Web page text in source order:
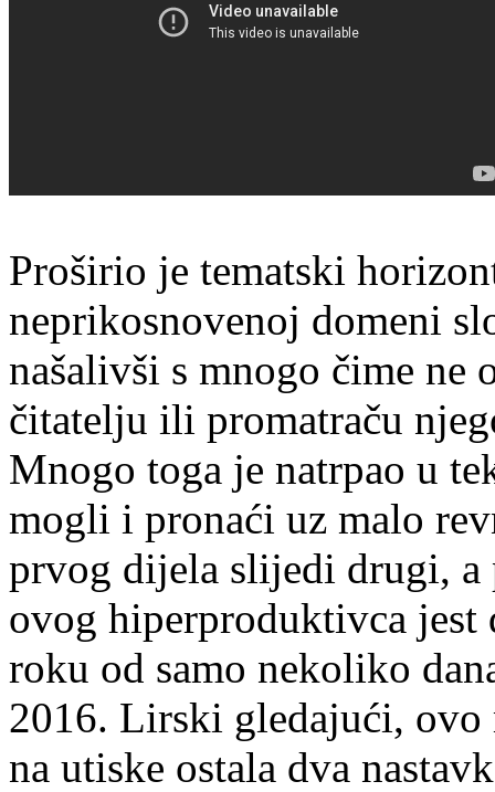
Proširio je tematski
neprikosnovenoj domeni
našalivši s mnogo čime ne
čitatelju ili promatraču
Mnogo toga je natrpao u
mogli i pronaći uz malo
prvog dijela slijedi drugi, a
ovog hiperproduktivca jest
roku od samo nekoliko
2016. Lirski gledajući, ovo
na utiske ostala dva